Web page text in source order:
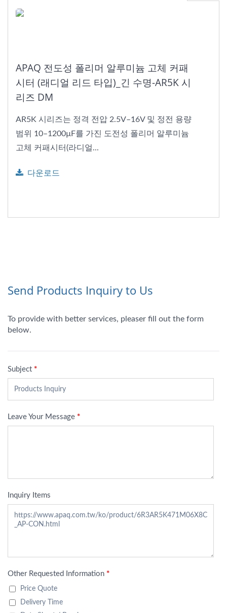
APAQ 전도성 폴리머 알루미늄 고체 커패
시터 (래디얼 리드 타입)_긴 수명-AR5K 시
리즈 DM
AR5K 시리즈는 정격 전압 2.5V–16V 및 정전 용량
범위 10–1200µF를 가진 도전성 폴리머 알루미늄
고체 커패시터(라디얼...
다운로드